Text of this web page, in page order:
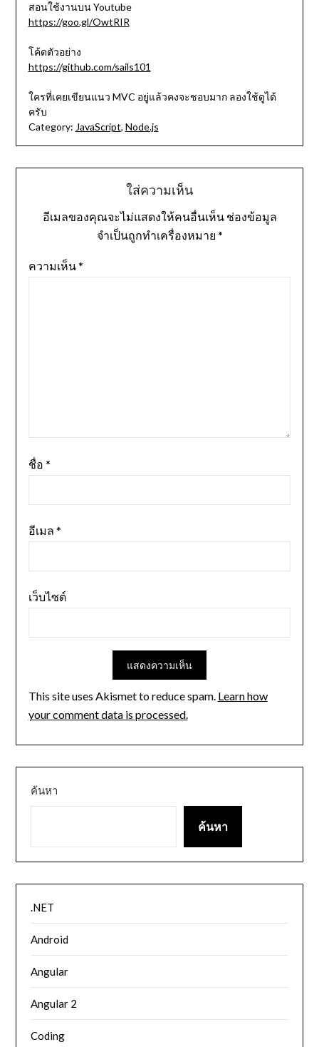
สอนใช้งานบน Youtube
https://goo.gl/OwtRIR
โค้ดตัวอย่าง
https://github.com/sails101
ใครที่เคยเขียนแนว MVC อยู่แล้วคงจะชอบมาก ลองใช้ดูได้
ครับ
Category: JavaScript, Node.js
ใส่ความเห็น
อีเมลของคุณจะไม่แสดงให้คนอื่นเห็น ช่องข้อมูล
จำเป็นถูกทำเครื่องหมาย *
ความเห็น*
ชื่อ *
อีเมล *
เว็บไซต์
This site uses Akismet to reduce spam. Learn how
your comment data is processed.
ค้นหา
ค้นหา
.NET
Android
Angular
Angular 2
Coding